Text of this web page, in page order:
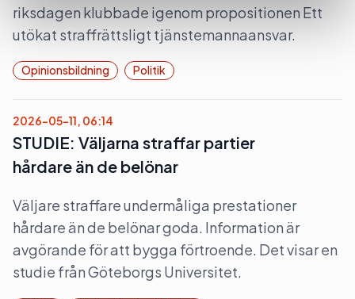
riksdagen klubbade igenom propositionen Ett
utökat straffrättsligt tjänstemannaansvar.
Opinionsbildning Politik
2026-05-11, 06:14
STUDIE: Väljarna straffar partier
hårdare än de belönar
Väljare straffare undermåliga prestationer
hårdare än de belönar goda. Information är
avgörande för att bygga förtroende. Det visar en
studie från Göteborgs Universitet.